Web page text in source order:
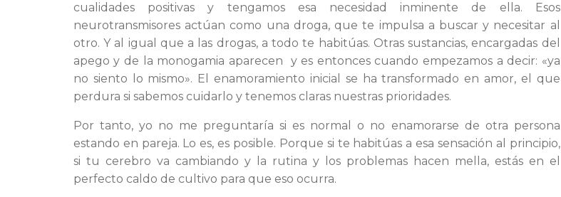
cualidades positivas y tengamos esa necesidad inminente de ella. Esos
neurotransmisores actúan como una droga, que te impulsa a buscar y necesitar al
otro. Y al igual que a las drogas, a todo te habitúas. Otras sustancias, encargadas del
apego y de la monogamia aparecen y es entonces cuando empezamos a decir: «ya
no siento lo mismo». El enamoramiento inicial se ha transformado en amor, el que
perdura si sabemos cuidarlo y tenemos claras nuestras prioridades.
Por tanto, yo no me preguntaría si es normal o no enamorarse de otra persona
estando en pareja. Lo es, es posible. Porque si te habitúas a esa sensación al principio,
si tu cerebro va cambiando y la rutina y los problemas hacen mella, estás en el
perfecto caldo de cultivo para que eso ocurra.